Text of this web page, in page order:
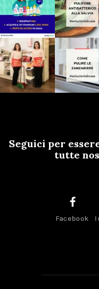
Seguici per
tutte
Facebook